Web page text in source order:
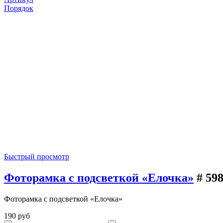
Порядок
Быстрый просмотр
Фоторамка с подсветкой «Елочка» #
Фоторамка с подсветкой «Елочка»
190 руб